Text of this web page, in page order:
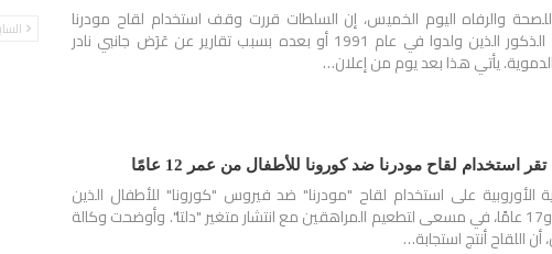
والرفاه اليوم الخميس، إن السلطات قررت وقف استخدام لقاح مودرنا
المضاد لكورونا لتطعيم الذكور الذين ولدوا في عام 1991 أو بعده بسبب تقارير عن عَرَض جانبي نادر
يأتي هذا بعد يوم من إعلان…
تقر استخدام لقاح مودرنا ضد كورونا للأطفال من عمر 12 عامًا
الأوروبية على استخدام لقاح "مودرنا" ضد فيروس "كورونا" للأطفال الذين
تتراوح أعمارهم بين 12 و17 عامًا، في مسعى لتطعيم المراهقين مع انتشار متغير "دلتا". وأوضحت وكالة
أن اللقاح أنتج استجابة…